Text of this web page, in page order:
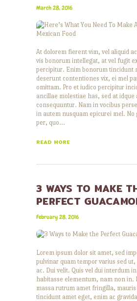
March 28, 2016
At dolorem fierent vim, vel aliquid
vis bonorum intellegat, at vel fugit
percipitur. Enim bonorum tincidunt
deserunt contentiones vix, ei mel
omittam. Pro et iudico percipitur
ancillae molestiae has, sed at idque
consequuntur. Nam in vocibus
in autem nusquam epicurei mel. No
per, quo…
READ MORE
3 WAYS TO MAKE
PERFECT
February 28, 2016
Lorem ipsum dolor sit amet, sed
pulvinar quam tempor varius sed ut,
ac. Dui velit. Quis vel dui interdum
habitasse elementum, nam non in.
massa rutrum amet fringilla,
tincidunt amet eget, enim ac